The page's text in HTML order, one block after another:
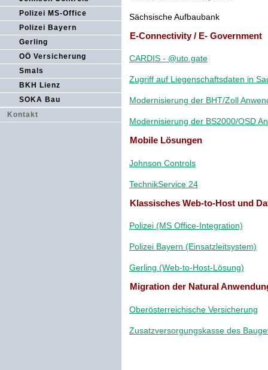
Polizei MS-Office
Polizei Bayern
Gerling
OÖ Versicherung
Smals
BKH Lienz
SOKA Bau
Kontakt
Sächsische Aufbaubank
E-Connectivity / E- Government
CARDIS - @uto.gate
Zugriff auf Liegenschaftsdaten in
Modernisierung der BHT/Zoll
Modernisierung der BS2000/OSD
Mobile Lösungen
Johnson Controls
TechnikService 24
Klassisches Web-to-Host und
Polizei (MS Office-Integration)
Polizei Bayern (Einsatzleitsystem)
Gerling (Web-to-Host-Lösung)
Migration der Natural
Oberösterreichische Versicherung
Zusatzversorgungskasse des